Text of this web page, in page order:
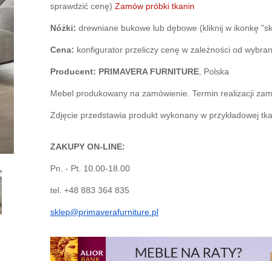
sprawdzić cenę) Zamów próbki tkanin
Nóżki: drewniane bukowe lub dębowe (kliknij w ikonkę
Cena: konfigurator przeliczy cenę w zależności od
Producent: PRIMAVERA FURNITURE , Polska
Mebel produkowany na zamówienie. Termin realizacji
Zdjęcie przedstawia produkt wykonany w przykładowej
ZAKUPY ON-LINE:
Pn. - Pt. 10.00-18.00
tel. +48 883 364 835
sklep@primaverafurniture.pl